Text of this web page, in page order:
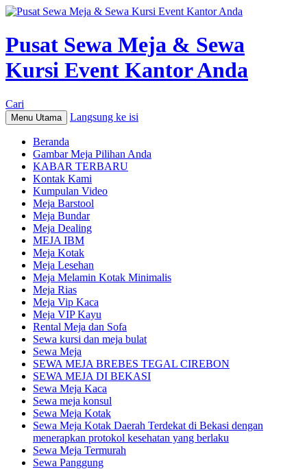
Pusat Sewa Meja & Sewa
Kursi Event Kantor Anda
Cari
Menu Utama Langsung ke isi
Beranda
Gambar Meja Pilihan Anda
KABAR TERBARU
Kontak Kami
Kumpulan Video
Meja Barstool
Meja Bundar
Meja Dealing
MEJA IBM
Meja Kotak
Meja Lesehan
Meja Melamin Kotak Minimalis
Meja Rias
Meja Vip Kaca
Meja VIP Kayu
Rental Meja dan Sofa
Sewa kursi dan meja bulat
Sewa Meja
SEWA MEJA BREBES TEGAL CIREBON
SEWA MEJA DI BEKASI
Sewa Meja Kaca
Sewa meja konsul
Sewa Meja Kotak
Sewa Meja Kotak Daerah Terdekat di Bekasi dengan
menerapkan protokol kesehatan yang berlaku
Sewa Meja Termurah
Sewa Panggung